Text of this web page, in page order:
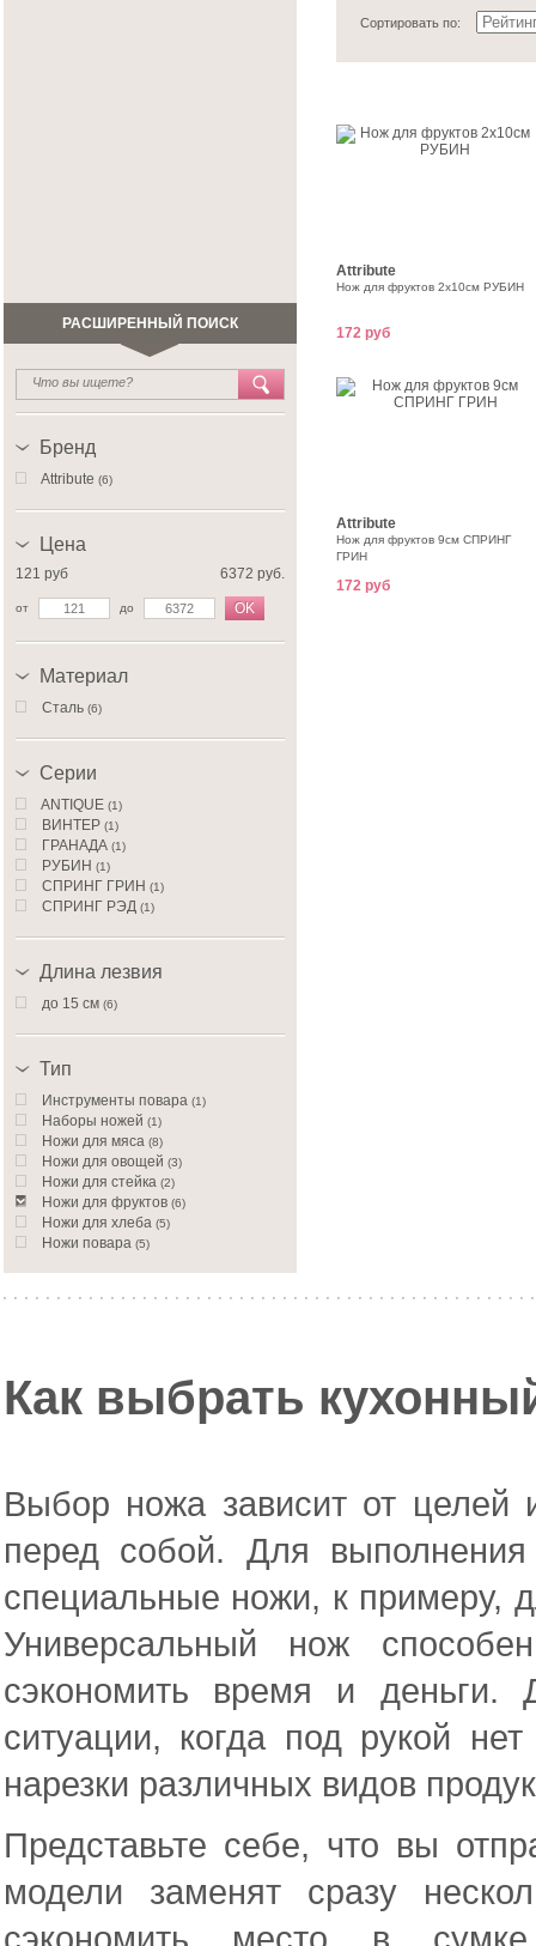
РАСШИРЕННЫЙ ПОИСК
Бренд
Attribute (6)
Цена
121 руб 6372 руб.
от до OK
Материал
Сталь (6)
Серии
ANTIQUE (1)
ВИНТЕР (1)
ГРАНАДА (1)
РУБИН (1)
СПРИНГ ГРИН (1)
СПРИНГ РЭД (1)
Длина лезвия
до 15 см (6)
Тип
Инструменты повара (1)
Наборы ножей (1)
Ножи для мяса (8)
Ножи для овощей (3)
Ножи для стейка (2)
Ножи для фруктов (6)
Ножи для хлеба (5)
Ножи повара (5)
Сортировать по:
Attribute
Нож для фруктов 2х10см РУБИН
172 руб
Attribute
Нож для фруктов 9см СПРИНГ
ГРИН
172 руб
Как выбрать
Выбор ножа зависит от целей
перед собой. Для выполнения
специальные ножи, к примеру,
Универсальный нож
сэкономить время и
ситуации, когда под рукой
нарезки различных видов
Представьте себе, что вы
модели заменят сразу